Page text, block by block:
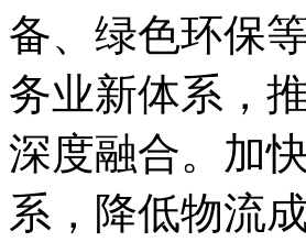
备、绿色环保
务业新体系，
深度融合。加
系，降低物流